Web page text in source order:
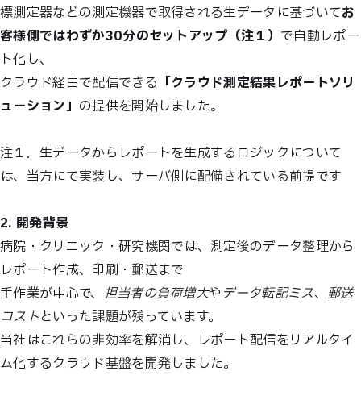
標測定器などの測定機器で取得される生データに基づいてお
客様側ではわずか30分のセットアップ（注１） で自動レポー
ト化し、
クラウド経由で配信できる 「クラウド測定結果レポートソリ
ューション」 の提供を開始しました。
注１．生データからレポートを生成するロジックについて
は、当方にて実装し、サーバ側に配備されている前提です
2. 開発背景
病院・クリニック・研究機関では、測定後のデータ整理から
レポート作成、印刷・郵送まで
⼿作業が中心で、 担当者の負荷増大や データ転記ミス、郵送
コストといった課題が残っています。
当社はこれらの⾮効率を解消し、レポート配信をリアルタイ
ム化するクラウド基盤を開発しました。